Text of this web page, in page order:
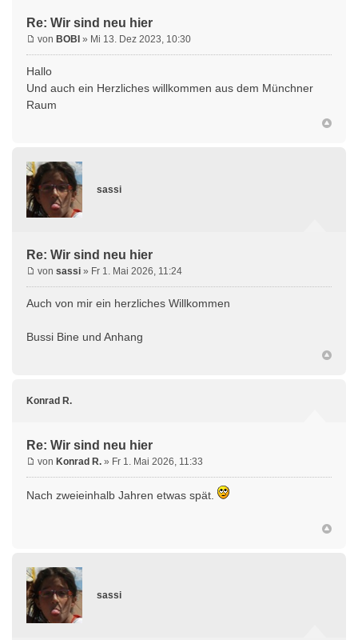
Re: Wir sind neu hier
von BOBI » Mi 13. Dez 2023, 10:30
Hallo
Und auch ein Herzliches willkommen aus dem Münchner
Raum
sassi
Re: Wir sind neu hier
von sassi » Fr 1. Mai 2026, 11:24
Auch von mir ein herzliches Willkommen
Bussi Bine und Anhang
Konrad R.
Re: Wir sind neu hier
von Konrad R. » Fr 1. Mai 2026, 11:33
Nach zweieinhalb Jahren etwas spät.
sassi